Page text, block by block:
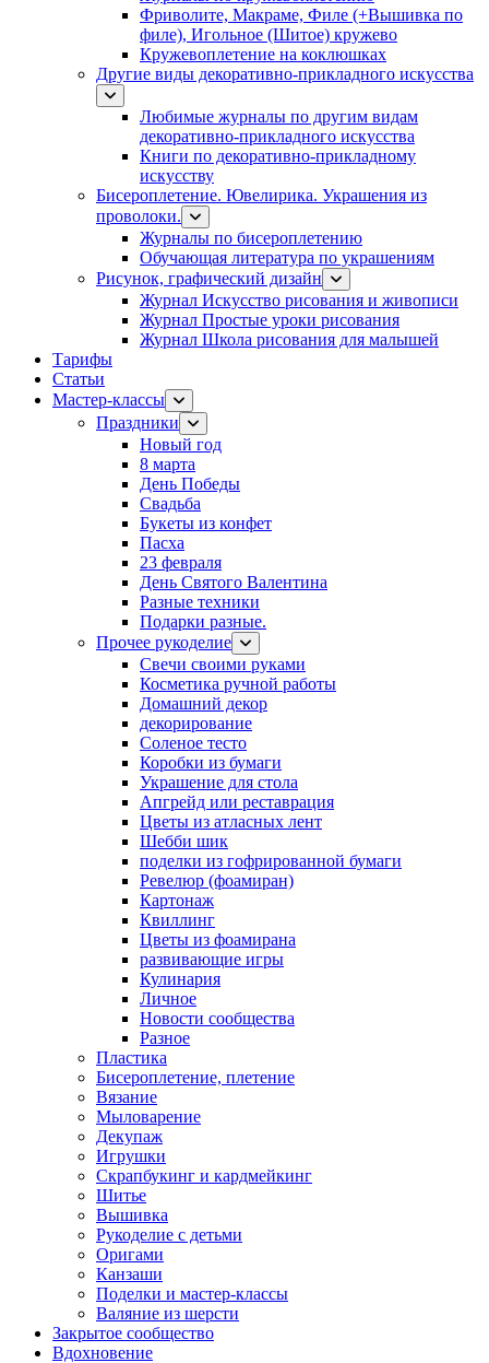
Фриволите, Макраме, Филе (+Вышивка по
филе), Игольное (Шитое) кружево
Кружевоплетение на коклюшках
Другие виды декоративно-прикладного искусства
Любимые журналы по другим видам
декоративно-прикладного искусства
Книги по декоративно-прикладному
искусству
Бисероплетение. Ювелирика. Украшения из
проволоки.
Журналы по бисероплетению
Обучающая литература по украшениям
Рисунок, графический дизайн
Журнал Искусство рисования и живописи
Журнал Простые уроки рисования
Журнал Школа рисования для малышей
Тарифы
Статьи
Мастер-классы
Праздники
Новый год
8 марта
День Победы
Свадьба
Букеты из конфет
Пасха
23 февраля
День Святого Валентина
Разные техники
Подарки разные.
Прочее рукоделие
Свечи своими руками
Косметика ручной работы
Домашний декор
декорирование
Соленое тесто
Коробки из бумаги
Украшение для стола
Апгрейд или реставрация
Цветы из атласных лент
Шебби шик
поделки из гофрированной бумаги
Ревелюр (фоамиран)
Картонаж
Квиллинг
Цветы из фоамирана
развивающие игры
Кулинария
Личное
Новости сообщества
Разное
Пластика
Бисероплетение, плетение
Вязание
Мыловарение
Декупаж
Игрушки
Скрапбукинг и кардмейкинг
Шитье
Вышивка
Рукоделие с детьми
Оригами
Канзаши
Поделки и мастер-классы
Валяние из шерсти
Закрытое сообщество
Вдохновение